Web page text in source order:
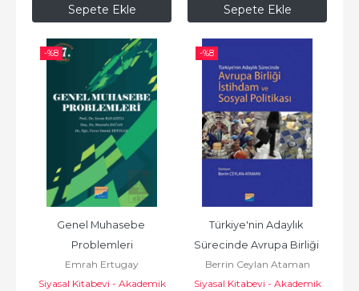
Sepete Ekle Sepete Ekle
-%8
Genel Muhasebe
Problemleri
Emrah Ertugay
Siyasal Kitabevi - Akademik
-%8
Türkiye'nin Adaylık
Sürecinde Avrupa Birliği
İstih
Berrin Ceylan Ataman
Siyasal Kitabevi - Akademik